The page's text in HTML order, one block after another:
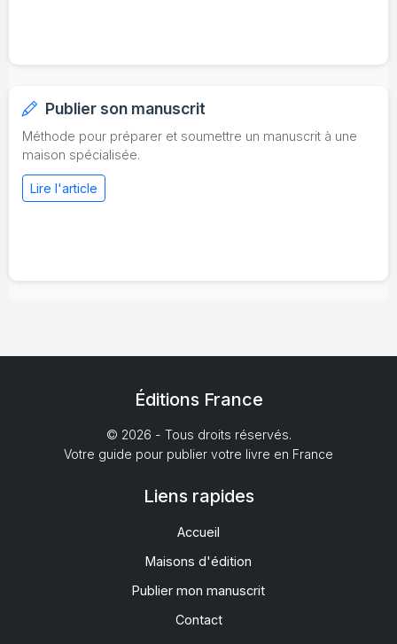
Publier son manuscrit
Méthode pour préparer et soumettre un manuscrit à une
maison spécialisée.
Lire l'article
Éditions France
© 2026 - Tous droits réservés.
Votre guide pour publier votre livre en France
Liens rapides
Accueil
Maisons d'édition
Publier mon manuscrit
Contact